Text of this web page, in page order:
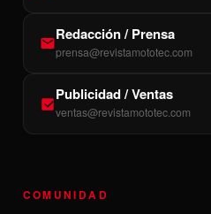
Redacción / Prensa
prensa@revistamototec.com
Publicidad / Ventas
ventas@revistamototec.com
COMUNIDAD